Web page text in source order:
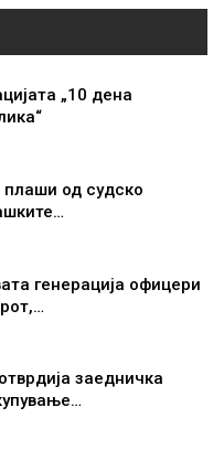
„10 дена
од судско
генерација офицери
заедничка